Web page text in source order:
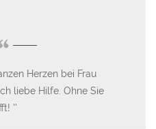
Herzen bei Frau
liebe Hilfe. Ohne Sie